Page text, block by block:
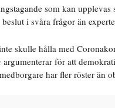
som kan
i svåra frågor än
skulle hålla med
argumenterar för att
har fler röster än